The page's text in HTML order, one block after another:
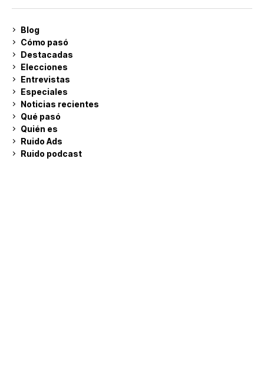
Blog
Cómo pasó
Destacadas
Elecciones
Entrevistas
Especiales
Noticias recientes
Qué pasó
Quién es
Ruido Ads
Ruido podcast